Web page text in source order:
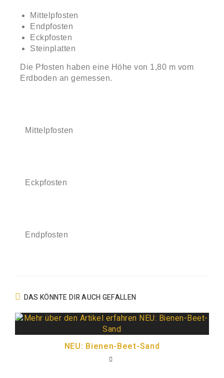
Mittelpfosten
Endpfosten
Eckpfosten
Steinplatten
Die Pfosten haben eine Höhe von 1,80 m vom
Erdboden an gemessen.
Mittelpfosten
Eckpfosten
Endpfosten
DAS KÖNNTE DIR AUCH GEFALLEN
NEU: Bienen-Beet-Sand